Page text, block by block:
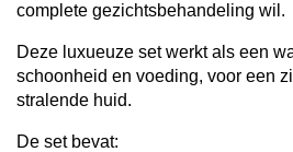
complete gezichtsbehandeling wil.
Deze luxueuze set werkt als een
schoonheid en voeding, voor een
stralende huid.
De set bevat: